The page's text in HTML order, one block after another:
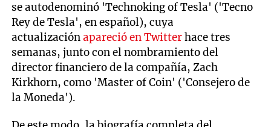
se autodenominó 'Technoking of Tesla' ('Tecno
Rey de Tesla', en español), cuya
actualizaciónapareció en Twitterhace tres
semanas, junto con el nombramiento del
director financiero de la compañía, Zach
Kirkhorn, como 'Master of Coin' ('Consejero de
la Moneda').